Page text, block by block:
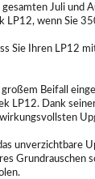
Juli und
LP12, wenn Sie
Sie Ihren LP12
Beifall
LP12. Dank
unverzichtbare
Grundrauschen